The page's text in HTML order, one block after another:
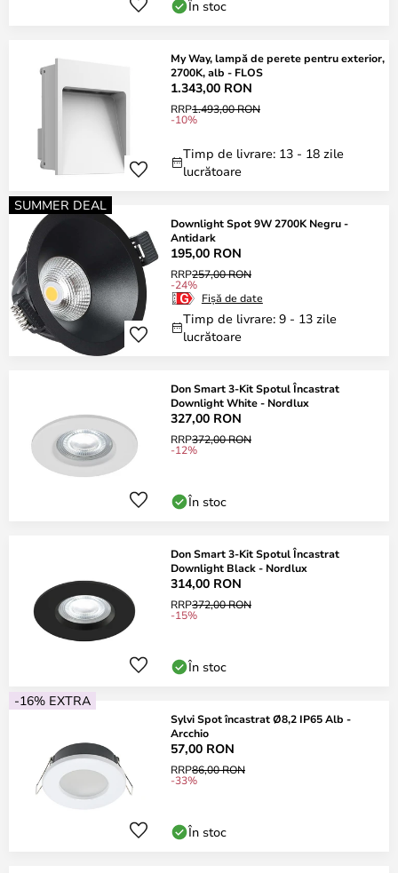
În stoc
My Way, lampă de perete pentru exterior,
2700K, alb - FLOS
1.343,00 RON
RRP1.493,00 RON
-10%
Timp de livrare: 13 - 18 zile
lucrătoare
SUMMER DEAL
Downlight Spot 9W 2700K Negru -
Antidark
195,00 RON
RRP257,00 RON
-24%
Fișă de date
Timp de livrare: 9 - 13 zile
lucrătoare
Don Smart 3-Kit Spotul Încastrat
Downlight White - Nordlux
327,00 RON
RRP372,00 RON
-12%
În stoc
Don Smart 3-Kit Spotul Încastrat
Downlight Black - Nordlux
314,00 RON
RRP372,00 RON
-15%
În stoc
-16% EXTRA
Sylvi Spot încastrat Ø8,2 IP65 Alb -
Arcchio
57,00 RON
RRP86,00 RON
-33%
În stoc